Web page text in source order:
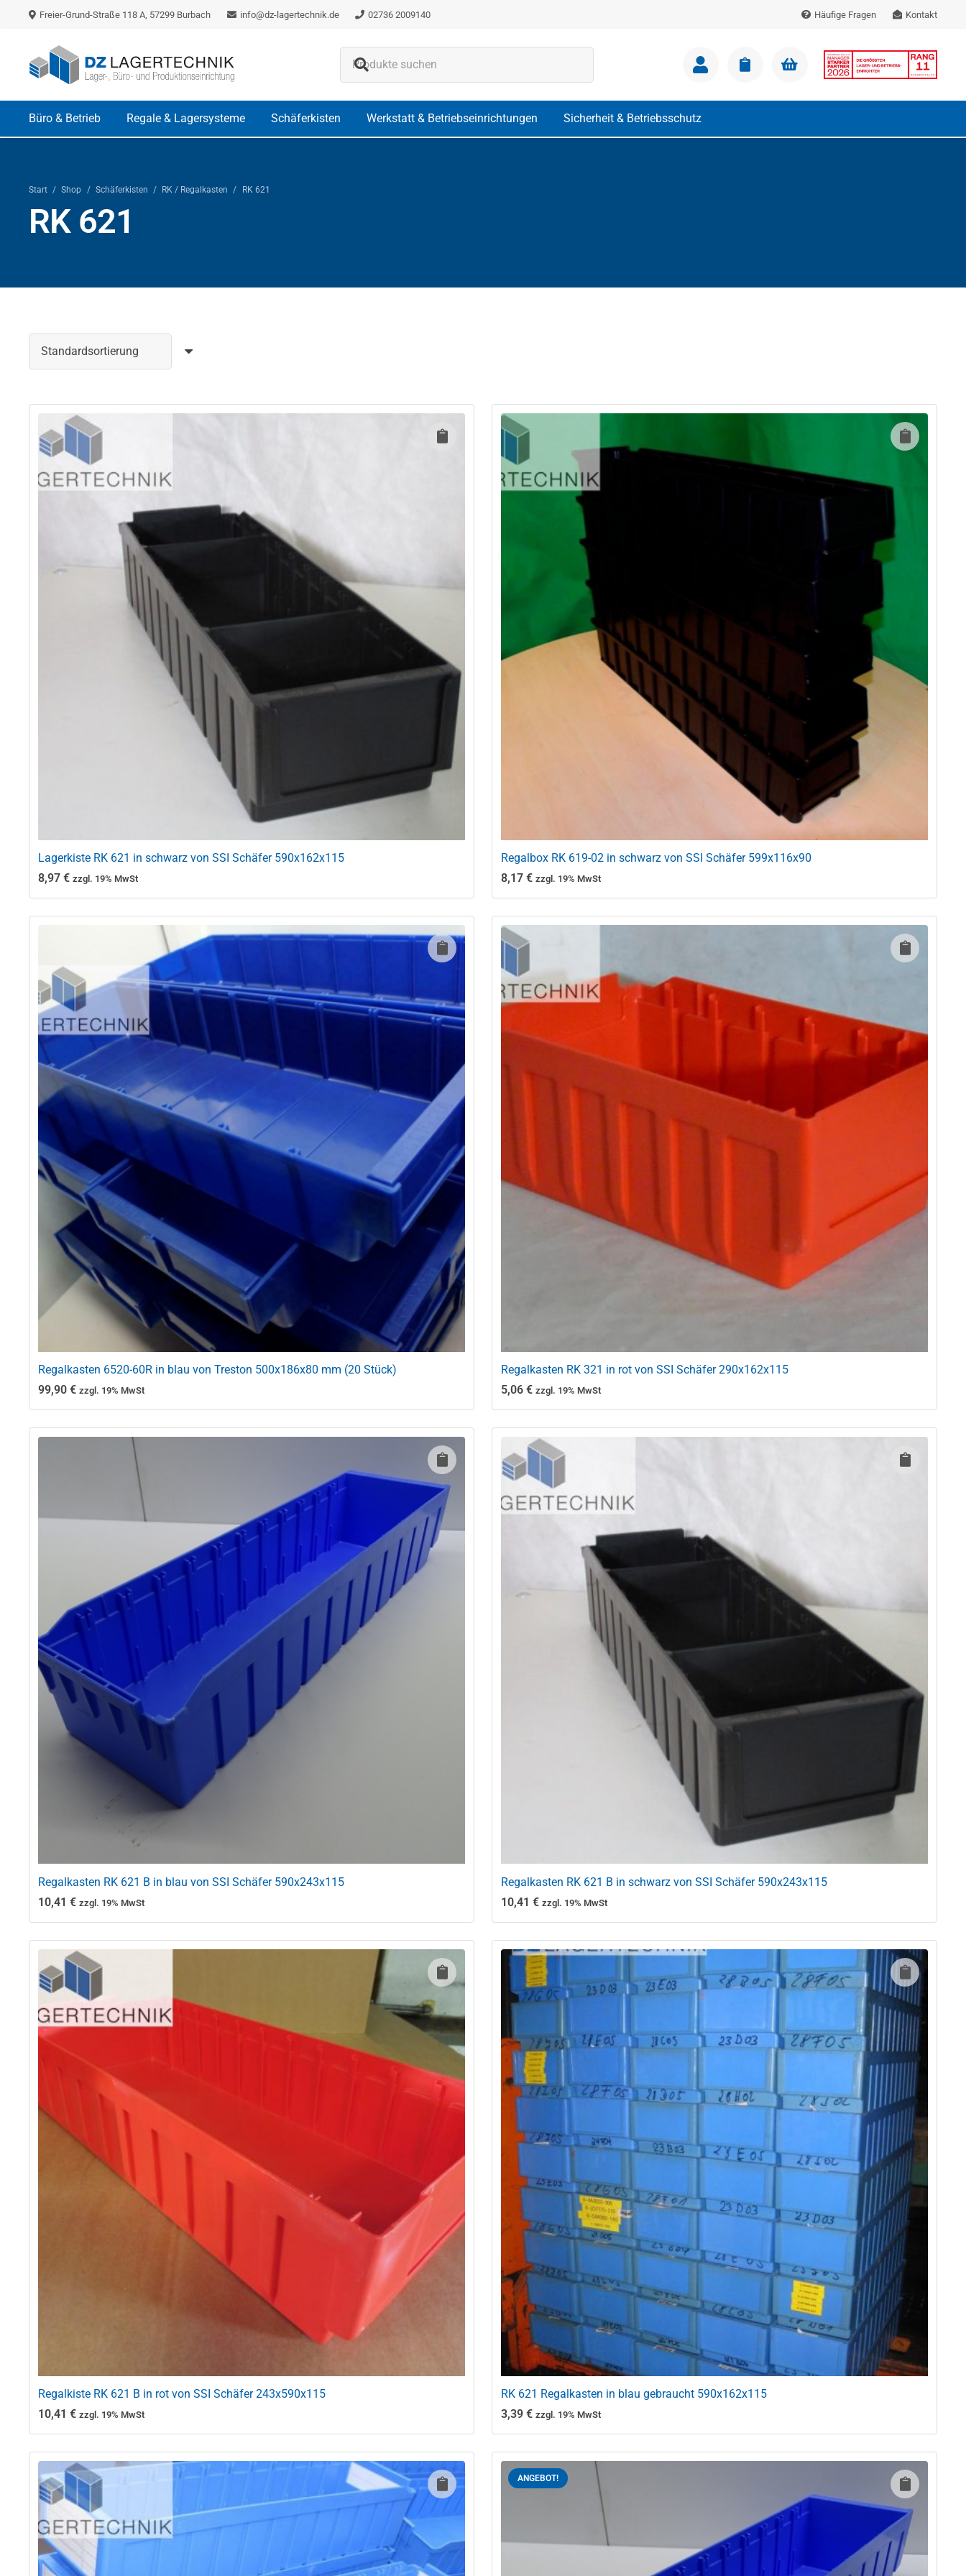
Freier-Grund-Straße 118 A, 57299 Burbach info@dz-lagertechnik.de 02736 2009140 Häufige Fragen Kontakt
Büro & Betrieb Regale & Lagersysteme Schäferkisten Werkstatt & Betriebseinrichtungen Sicherheit & Betriebsschutz
Start / Shop / Schäferkisten / RK / Regalkasten / RK 621
RK 621
Lagerkiste RK 621 in schwarz von SSI Schäfer 590x162x115
8,97 € zzgl. 19% MwSt
Regalbox RK 619-02 in schwarz von SSI Schäfer 599x116x90
8,17 € zzgl. 19% MwSt
Regalkasten 6520-60R in blau von Treston 500x186x80 mm (20 Stück)
99,90 € zzgl. 19% MwSt
Regalkasten RK 321 in rot von SSI Schäfer 290x162x115
5,06 € zzgl. 19% MwSt
Regalkasten RK 621 B in blau von SSI Schäfer 590x243x115
10,41 € zzgl. 19% MwSt
Regalkasten RK 621 B in schwarz von SSI Schäfer 590x243x115
10,41 € zzgl. 19% MwSt
Regalkiste RK 621 B in rot von SSI Schäfer 243x590x115
10,41 € zzgl. 19% MwSt
RK 621 Regalkasten in blau gebraucht 590x162x115
3,39 € zzgl. 19% MwSt
ANGEBOT!